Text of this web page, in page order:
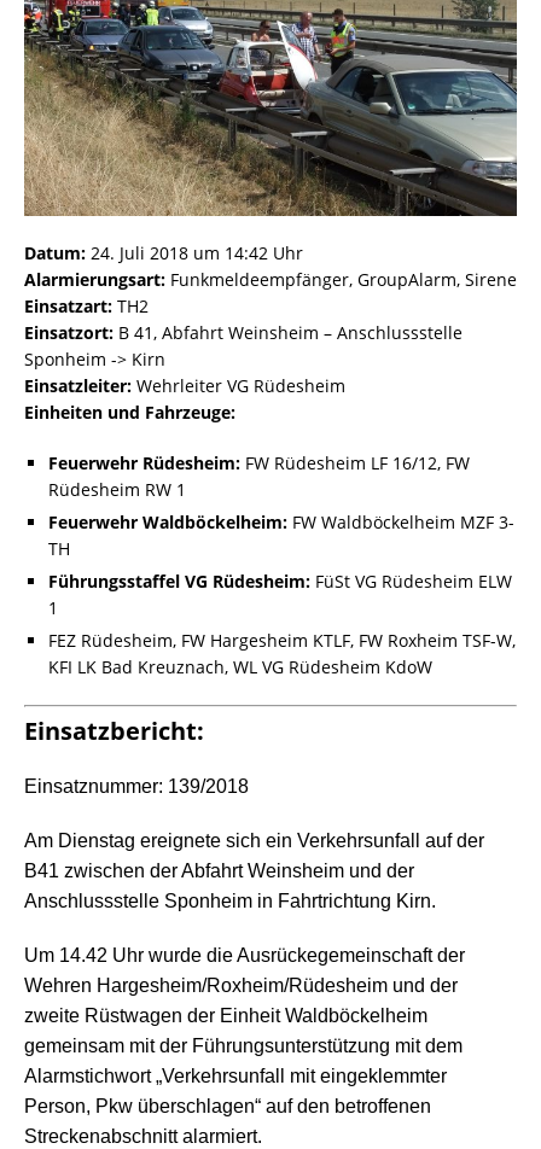
Datum: 24. Juli 2018 um 14:42 Uhr
Alarmierungsart: Funkmeldeempfänger, GroupAlarm, Sirene
Einsatzart: TH2
Einsatzort: B 41, Abfahrt Weinsheim – Anschlussstelle
Sponheim -> Kirn
Einsatzleiter: Wehrleiter VG Rüdesheim
Einheiten und Fahrzeuge:
Feuerwehr Rüdesheim: FW Rüdesheim LF 16/12, FW
Rüdesheim RW 1
Feuerwehr Waldböckelheim: FW Waldböckelheim MZF 3-
TH
Führungsstaffel VG Rüdesheim: FüSt VG Rüdesheim ELW
1
FEZ Rüdesheim, FW Hargesheim KTLF, FW Roxheim TSF-W,
KFI LK Bad Kreuznach, WL VG Rüdesheim KdoW
Einsatzbericht:
Einsatznummer: 139/2018
Am Dienstag ereignete sich ein Verkehrsunfall auf der
B41 zwischen der Abfahrt Weinsheim und der
Anschlussstelle Sponheim in Fahrtrichtung Kirn.
Um 14.42 Uhr wurde die Ausrückegemeinschaft der
Wehren Hargesheim/Roxheim/Rüdesheim und der
zweite Rüstwagen der Einheit Waldböckelheim
gemeinsam mit der Führungsunterstützung mit dem
Alarmstichwort „Verkehrsunfall mit eingeklemmter
Person, Pkw überschlagen“ auf den betroffenen
Streckenabschnitt alarmiert.